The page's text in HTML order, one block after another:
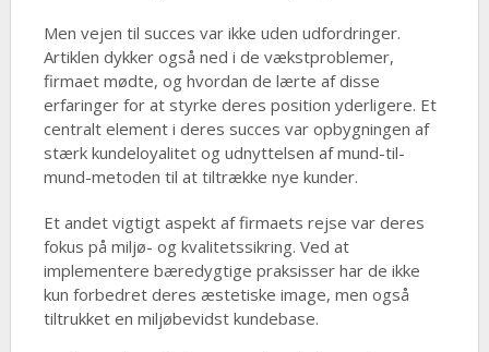
Men vejen til succes var ikke uden udfordringer.
Artiklen dykker også ned i de vækstproblemer,
firmaet mødte, og hvordan de lærte af disse
erfaringer for at styrke deres position yderligere. Et
centralt element i deres succes var opbygningen af
stærk kundeloyalitet og udnyttelsen af mund-til-
mund-metoden til at tiltrække nye kunder.
Et andet vigtigt aspekt af firmaets rejse var deres
fokus på miljø- og kvalitetssikring. Ved at
implementere bæredygtige praksisser har de ikke
kun forbedret deres æstetiske image, men også
tiltrukket en miljøbevidst kundebase.